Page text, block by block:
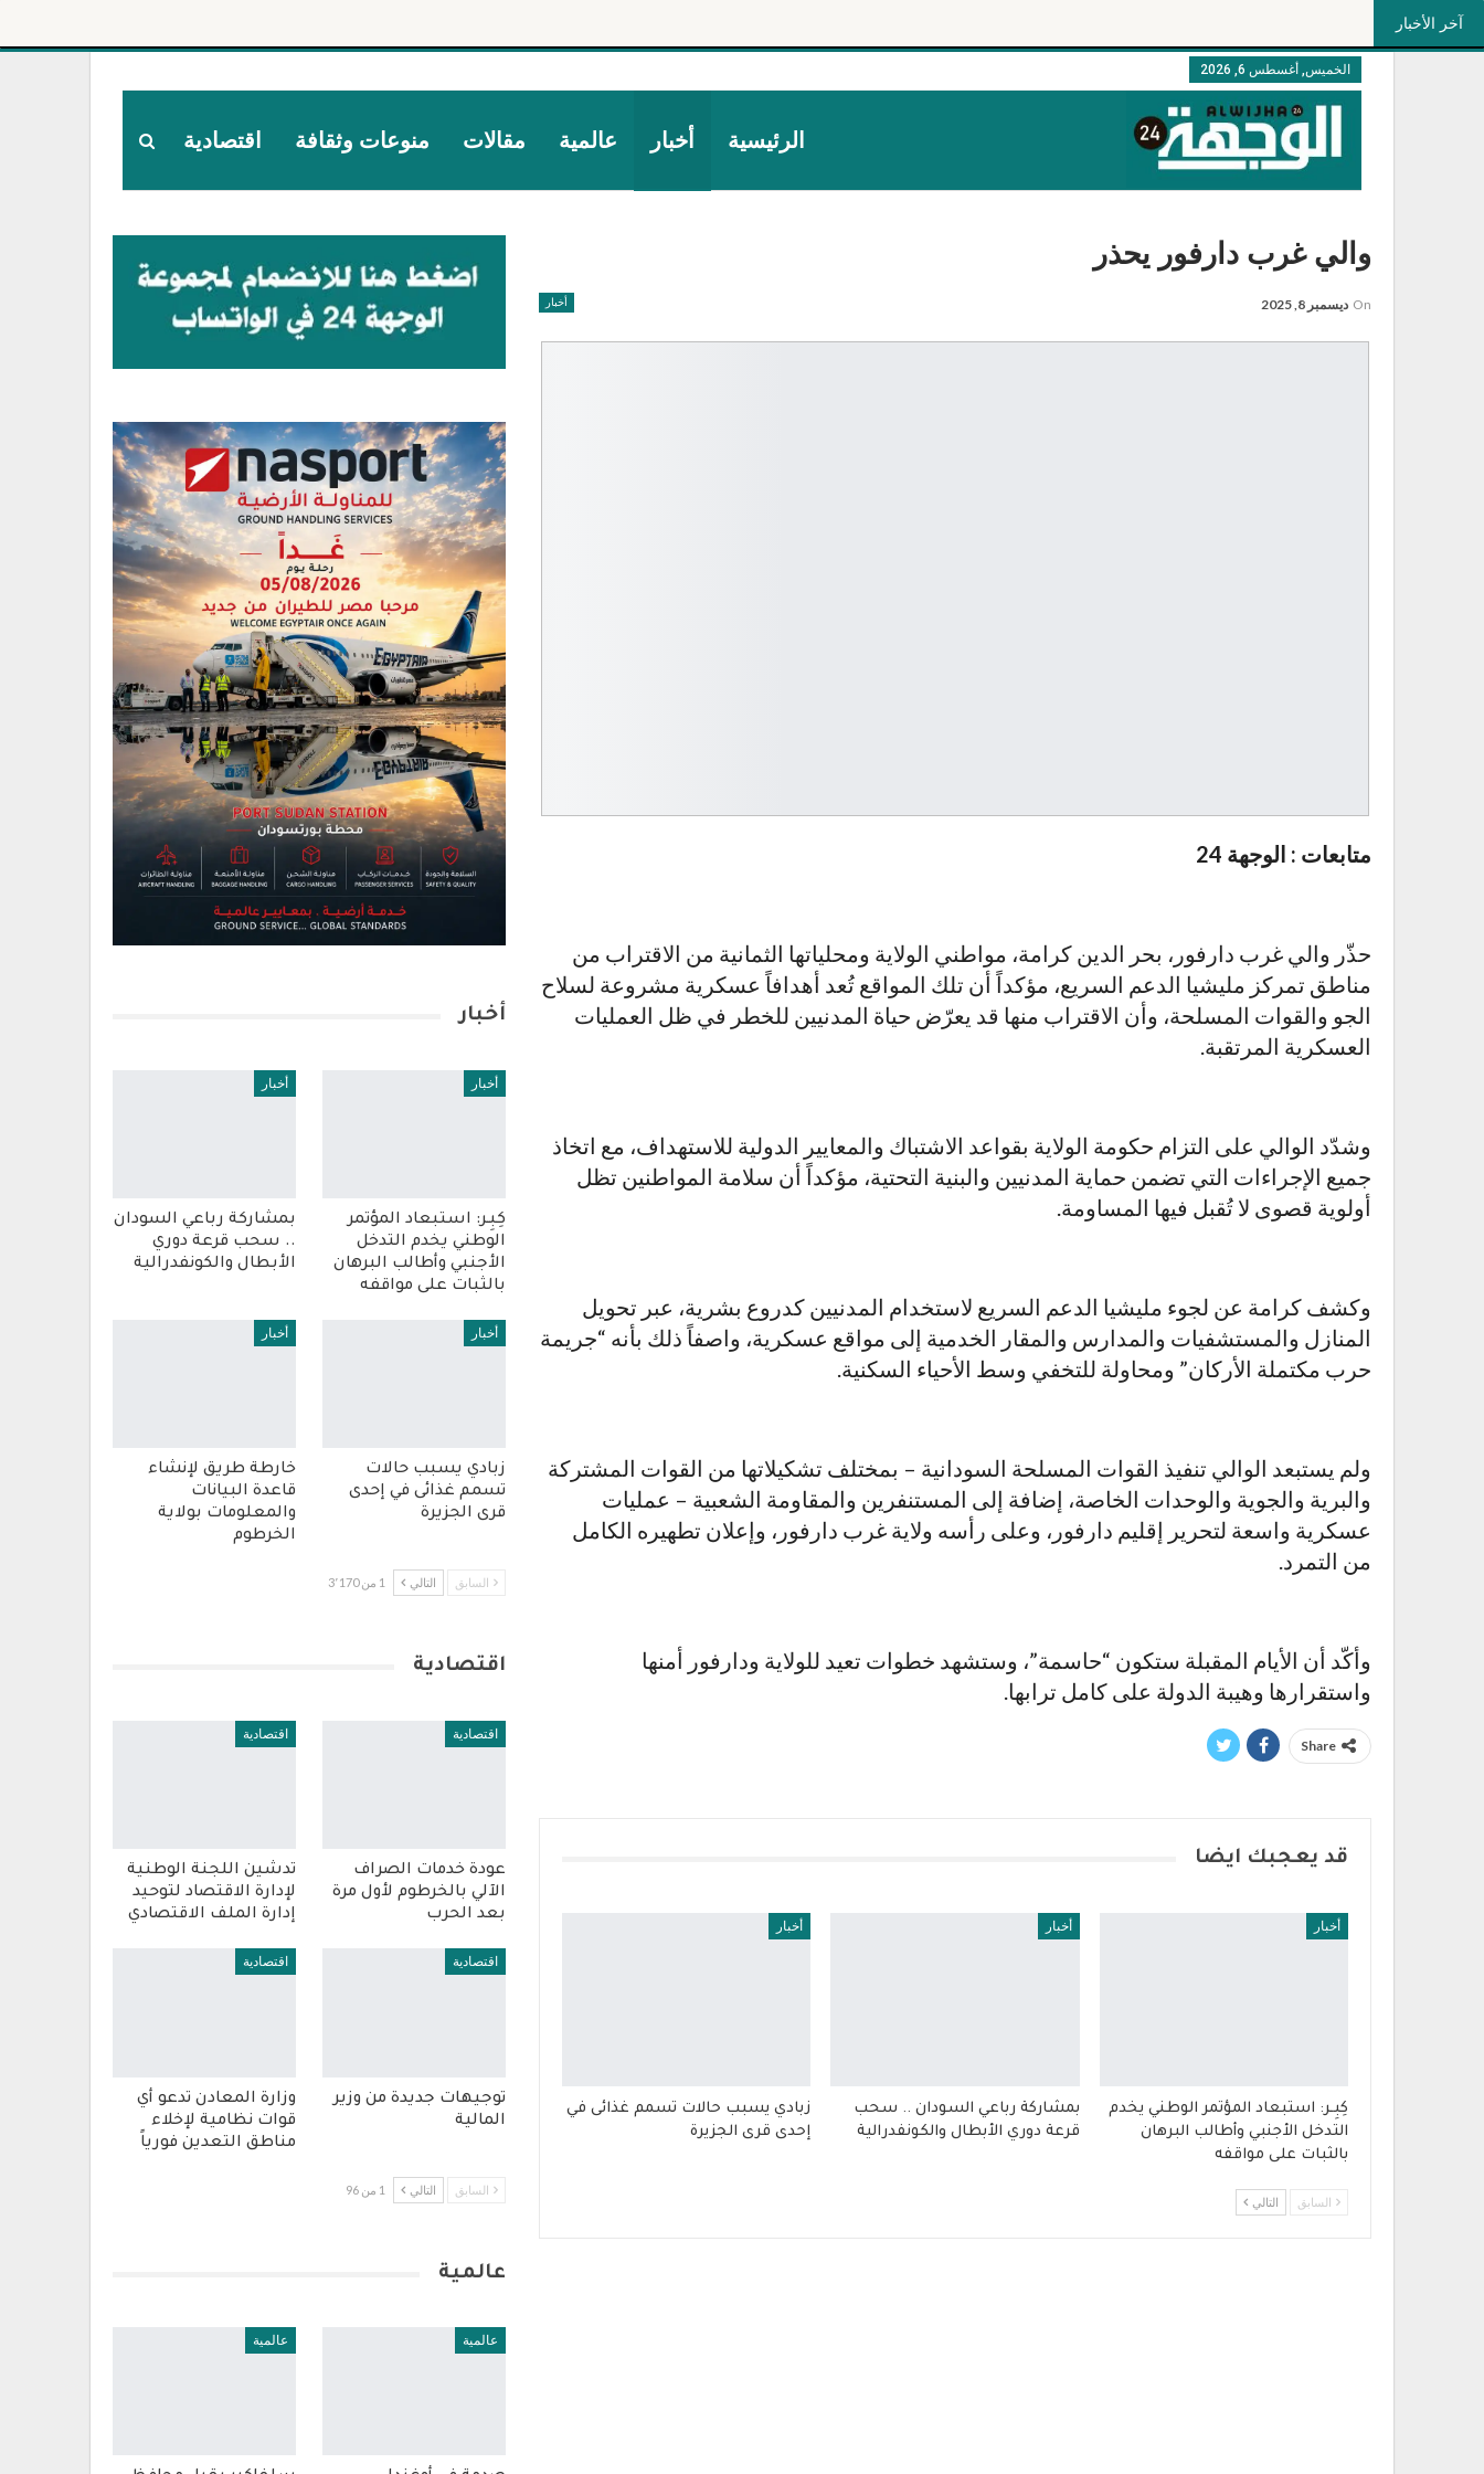
آخر الأخبار
الخميس, أغسطس 6, 2026
الرئيسية أخبار عالمية مقالات منوعات وثقافة اقتصادية
والي غرب دارفور يحذر
أخبار On ديسمبر 8, 2025
متابعات : الوجهة 24
حذّر والي غرب دارفور، بحر الدين كرامة، مواطني الولاية ومحلياتها الثمانية من الاقتراب من
مناطق تمركز مليشيا الدعم السريع، مؤكداً أن تلك المواقع تُعد أهدافاً عسكرية مشروعة لسلاح
الجو والقوات المسلحة، وأن الاقتراب منها قد يعرّض حياة المدنيين للخطر في ظل العمليات
العسكرية المرتقبة.
وشدّد الوالي على التزام حكومة الولاية بقواعد الاشتباك والمعايير الدولية للاستهداف، مع اتخاذ
جميع الإجراءات التي تضمن حماية المدنيين والبنية التحتية، مؤكداً أن سلامة المواطنين تظل
أولوية قصوى لا تُقبل فيها المساومة.
وكشف كرامة عن لجوء مليشيا الدعم السريع لاستخدام المدنيين كدروع بشرية، عبر تحويل
المنازل والمستشفيات والمدارس والمقار الخدمية إلى مواقع عسكرية، واصفاً ذلك بأنه “جريمة
حرب مكتملة الأركان” ومحاولة للتخفي وسط الأحياء السكنية.
ولم يستبعد الوالي تنفيذ القوات المسلحة السودانية – بمختلف تشكيلاتها من القوات المشتركة
والبرية والجوية والوحدات الخاصة، إضافة إلى المستنفرين والمقاومة الشعبية – عمليات
عسكرية واسعة لتحرير إقليم دارفور، وعلى رأسه ولاية غرب دارفور، وإعلان تطهيره الكامل
من التمرد.
وأكّد أن الأيام المقبلة ستكون “حاسمة”، وستشهد خطوات تعيد للولاية ودارفور أمنها
واستقرارها وهيبة الدولة على كامل ترابها.
Share
قد يعجبك ايضا
أخبار
كِبِـر: استبعاد المؤتمر الوطني يخدم
التدخل الأجنبي وأطالب البرهان
بالثبات على مواقفه
أخبار
بمشاركة رباعي السودان .. سحب
قرعة دوري الأبطال والكونفدرالية
أخبار
زبادي يسبب حالات تسمم غذائى في
إحدى قرى الجزيرة
السابق التالي
أخبار
أخبار
كِبِـر: استبعاد المؤتمر
الوطني يخدم التدخل
الأجنبي وأطالب البرهان
بالثبات على مواقفه
أخبار
بمشاركة رباعي السودان
.. سحب قرعة دوري
الأبطال والكونفدرالية
أخبار
زبادي يسبب حالات
تسمم غذائى في إحدى
قرى الجزيرة
أخبار
خارطة طريق لإنشاء
قاعدة البيانات
والمعلومات بولاية
الخرطوم
السابق التالي 1 من 3٬170
اقتصادية
اقتصادية
عودة خدمات الصراف
الآلي بالخرطوم لأول مرة
بعد الحرب
اقتصادية
تدشين اللجنة الوطنية
لإدارة الاقتصاد لتوحيد
إدارة الملف الاقتصادي
اقتصادية
توجيهات جديدة من وزير
المالية
اقتصادية
وزارة المعادن تدعو أي
قوات نظامية لإخلاء
مناطق التعدين فورياً
السابق التالي 1 من 96
عالمية
عالمية عالمية